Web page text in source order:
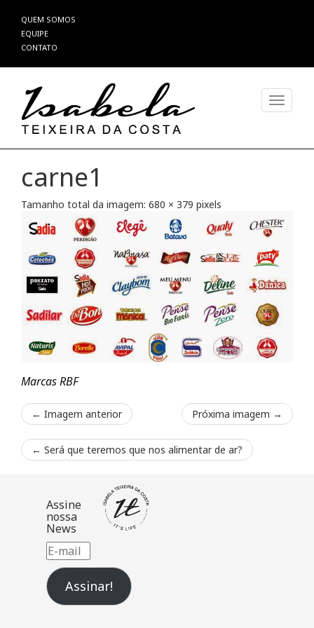
Pular
para
o
QUEM SOMOS
EQUIPE
CONTATO
carne1
Tamanho total da imagem: 680 × 379 pixels
Marcas RBF
← Imagem anterior Próxima imagem →
← Será que teremos que nos alimentar de ar?
Assine
nossa
News
E-
mail
Assinar!